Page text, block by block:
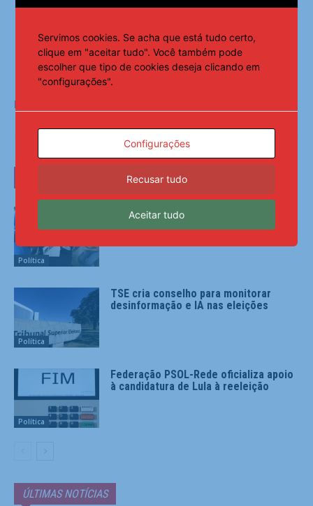
Fonte:
Política
Partidos têm até o dia 15 para
Política
TSE cria conselho para monitorar
desinformação e IA nas eleições
Política
Federação PSOL-Rede oficializa apoio
à candidatura de Lula à reeleição
ÚLTIMAS NOTÍCIAS
Servimos cookies. Se acha que está tudo certo,
clique em "aceitar tudo". Você também pode
escolher que tipo de cookies deseja clicando em
"configurações".
Configurações
Recusar tudo
Aceitar tudo